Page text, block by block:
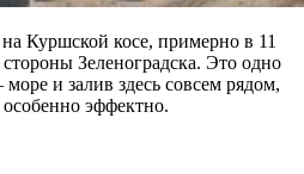
Куршской косе, примерно в 11
Зеленоградска. Это одно
и залив здесь совсем рядом,
эффектно.